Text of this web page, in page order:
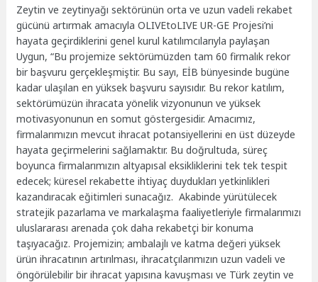
Zeytin ve zeytinyağı sektörünün orta ve uzun vadeli rekabet
gücünü artırmak amacıyla OLIVEtoLIVE UR-GE Projesi’ni
hayata geçirdiklerini genel kurul katılımcılarıyla paylaşan
Uygun, “Bu projemize sektörümüzden tam 60 firmalık rekor
bir başvuru gerçekleşmiştir. Bu sayı, EİB bünyesinde bugüne
kadar ulaşılan en yüksek başvuru sayısıdır. Bu rekor katılım,
sektörümüzün ihracata yönelik vizyonunun ve yüksek
motivasyonunun en somut göstergesidir. Amacımız,
firmalarımızın mevcut ihracat potansiyellerini en üst düzeyde
hayata geçirmelerini sağlamaktır. Bu doğrultuda, süreç
boyunca firmalarımızın altyapısal eksikliklerini tek tek tespit
edecek; küresel rekabette ihtiyaç duydukları yetkinlikleri
kazandıracak eğitimleri sunacağız. Akabinde yürütülecek
stratejik pazarlama ve markalaşma faaliyetleriyle firmalarımızı
uluslararası arenada çok daha rekabetçi bir konuma
taşıyacağız. Projemizin; ambalajlı ve katma değeri yüksek
ürün ihracatının artırılması, ihracatçılarımızın uzun vadeli ve
öngörülebilir bir ihracat yapısına kavuşması ve Türk zeytin ve